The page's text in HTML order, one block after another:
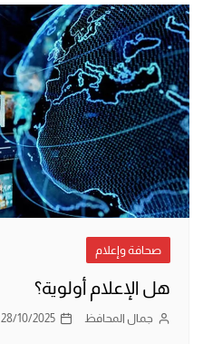
صحافة وإعلام
هل الإعلام أولوية؟
جمال المحافظ 28/10/2025